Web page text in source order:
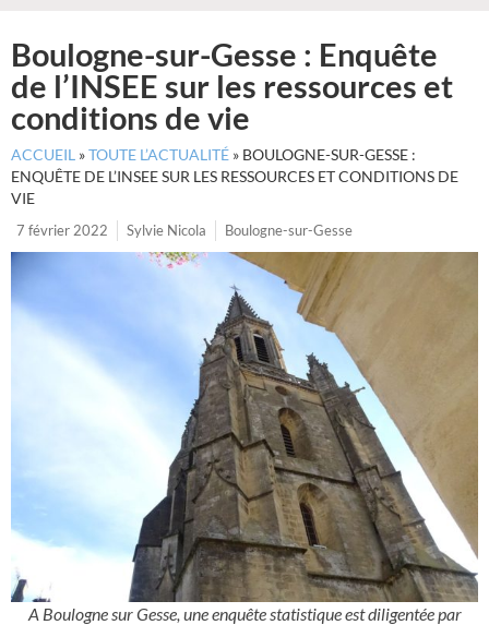
Boulogne-sur-Gesse : Enquête
de l’INSEE sur les ressources et
conditions de vie
ACCUEIL »TOUTE L’ACTUALITÉ » BOULOGNE-SUR-GESSE :
ENQUÊTE DE L’INSEE SUR LES RESSOURCES ET CONDITIONS DE
VIE
7 février 2022
Sylvie Nicola Boulogne-sur-Gesse
A Boulogne sur Gesse, une enquête statistique est diligentée par